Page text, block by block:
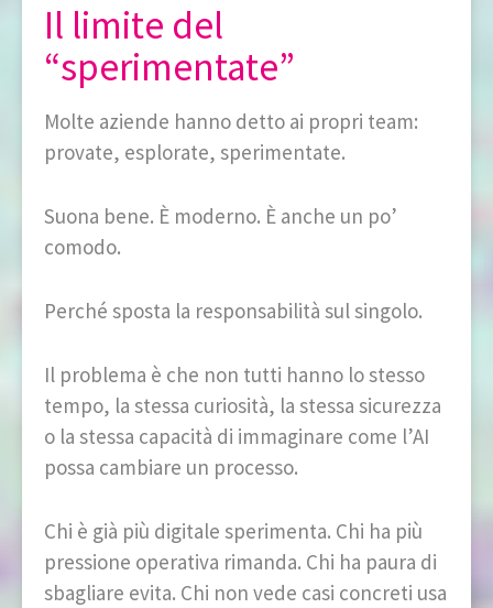
Il limite del
“sperimentate”
Molte aziende hanno detto ai propri team:
provate, esplorate, sperimentate.
Suona bene. È moderno. È anche un po’
comodo.
Perché sposta la responsabilità sul singolo.
Il problema è che non tutti hanno lo stesso
tempo, la stessa curiosità, la stessa sicurezza
o la stessa capacità di immaginare come l’AI
possa cambiare un processo.
Chi è già più digitale sperimenta. Chi ha più
pressione operativa rimanda. Chi ha paura di
sbagliare evita. Chi non vede casi concreti usa